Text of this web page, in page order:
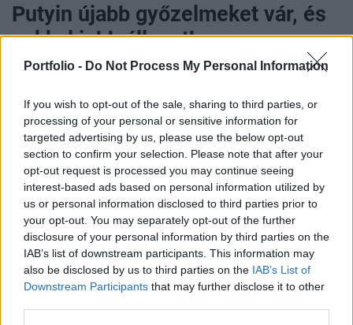
Portfolio - Do Not Process My Personal Information
If you wish to opt-out of the sale, sharing to third parties, or
processing of your personal or sensitive information for
targeted advertising by us, please use the below opt-out
section to confirm your selection. Please note that after your
opt-out request is processed you may continue seeing
interest-based ads based on personal information utilized by
us or personal information disclosed to third parties prior to
your opt-out. You may separately opt-out of the further
disclosure of your personal information by third parties on the
IAB’s list of downstream participants. This information may
also be disclosed by us to third parties on the IAB’s List of
Downstream Participants that may further disclose it to other
Putyin újabb győzelmeket vár, és
sokkal jobb állapotban van
szerinte az orosz gazdaság, mint
Portfolio
2023. január 15. 14:10
Pozitív fordulatot és lendületet vett az ukrajnai
katonai művelet, Oroszország pedig reméli, hogy
katonái további győzelmeket fognak aratni,
miután ellenőrzésük alá vonták a kelet-ukrajnai
Szoledar városát – jelentette ki az orosz elnök.